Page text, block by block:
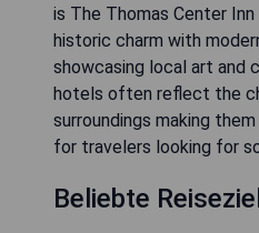
is The Thomas Center
historic charm with
showcasing local art and
hotels often reflect the
surroundings making
for travelers looking for
Beliebte